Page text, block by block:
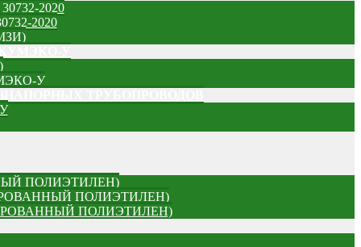
2020
2020
У
ПОЛИЭТИЛЕН)
ПОЛИЭТИЛЕН)
ПОЛИЭТИЛЕН)